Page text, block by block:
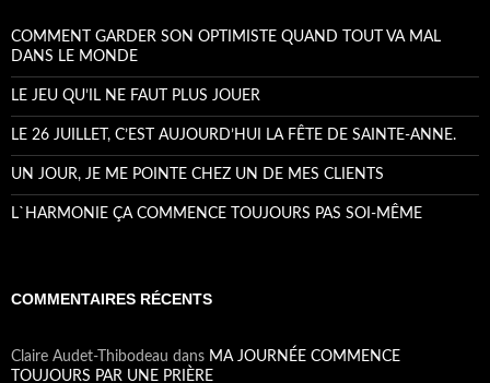
COMMENT GARDER SON OPTIMISTE QUAND TOUT VA MAL
DANS LE MONDE
LE JEU QU’IL NE FAUT PLUS JOUER
LE 26 JUILLET, C’EST AUJOURD’HUI LA FÊTE DE SAINTE-ANNE.
UN JOUR, JE ME POINTE CHEZ UN DE MES CLIENTS
L`HARMONIE ÇA COMMENCE TOUJOURS PAS SOI-MÊME
COMMENTAIRES RÉCENTS
Claire Audet-Thibodeau dans MA JOURNÉE COMMENCE
TOUJOURS PAR UNE PRIÈRE